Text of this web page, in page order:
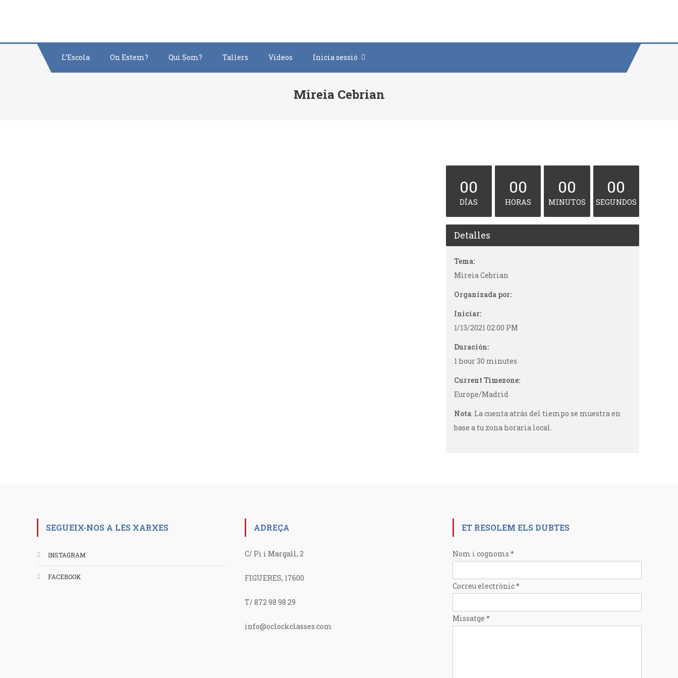
L’Escola On Estem? Qui Som? Tallers Vídeos Inicia sessió
Mireia Cebrian
00
DÍAS
00
HORAS
00
MINUTOS
00
SEGUNDOS
Detalles
Tema:
Mireia Cebrian
Organizada por:
Iniciar:
1/13/2021 02:00 PM
Duración:
1 hour 30 minutes
Current Timezone:
Europe/Madrid
Nota: La cuenta atrás del tiempo se muestra en
base a tu zona horaria local.
SEGUEIX-NOS A LES XARXES
INSTAGRAM
FACEBOOK
ADREÇA
C/ Pi i Margall, 2
FIGUERES, 17600
T/ 872 98 98 29
info@oclockclasses.com
ET RESOLEM ELS DUBTES
Nom i cognoms *
Correu electrònic*
Missatge *